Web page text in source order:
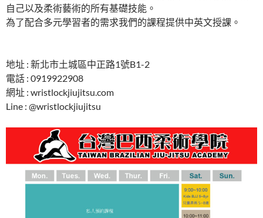
自己以及柔術藝術的所有基礎技能。
為了配合多元學習者的需求我們的課程提供中英文授課。
地址 : 新北市土城區中正路1號B1-2
電話 : 0919922908
網址 : wristlockjiujitsu.com
Line : @wristlockjiujitsu